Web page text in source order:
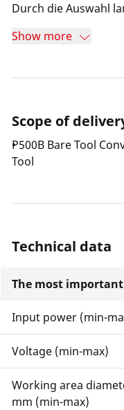
Durch die Auswahl
zuverlässige
Schweißungen
einem stufenlosen
ablesbarem
ausgestattet.
Show more
Scope of
P500B Bare Tool
Tool
Technical data
The most
Input power (min-
Voltage (min-max)
Working area
mm (min-max)